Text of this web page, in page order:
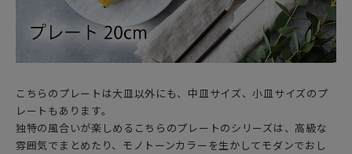
こちらのプレートは大皿以外にも、中皿サイズ、小皿サイズのプ
レートもあります。
独特の風合いが楽しめるこちらのプレートのシリーズは、高級な
雰囲気でまとめたり、モノトーンカラーを生かしてモダンでおし